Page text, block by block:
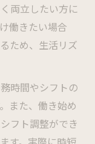
両立したい方に
働きたい場合
ため、生活リズ
時間やシフトの
また、働き始め
フト調整ができ